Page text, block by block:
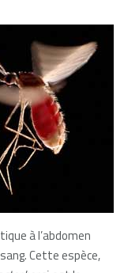
à l’abdomen
Cette espèce,